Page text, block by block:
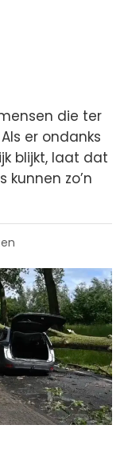
die ter
er ondanks
blijkt, laat dat
kunnen zo’n